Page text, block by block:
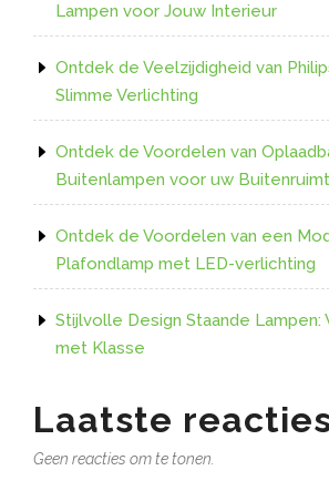
Lampen voor Jouw Interieur
Ontdek de Veelzijdigheid van
Slimme Verlichting
Ontdek de Voordelen van
Buitenlampen voor uw
Ontdek de Voordelen van een
Plafondlamp met LED-verlichting
Stijlvolle Design Staande Lampen:
met Klasse
Laatste
Geen reacties om te tonen.